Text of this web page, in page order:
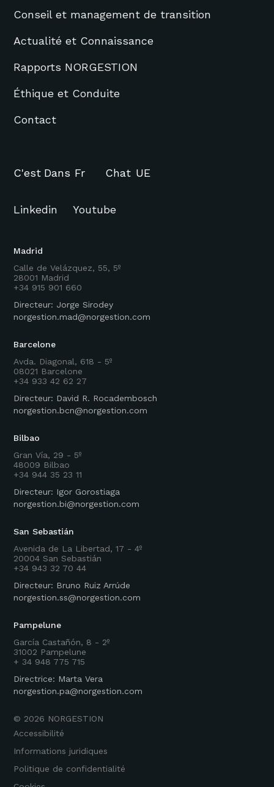
Conseil et management de transition
Actualité et Connaissance
Rapports NORGESTION
Éthique et Conduite
Contact
Madrid
Calle de Velázquez, 55, 5º
28001 Madrid
+34 915 901 660
Directeur: Jorge Sirodey
norgestion.mad@norgestion.com
Barcelone
Avda. Diagonal, 618 - 5º
08021 Barcelone
+34 933 42 62 27
Directeur: David R. Rocadembosch
norgestion.bcn@norgestion.com
Bilbao
Gran Vía, 29 - 5º
48009 Bilbao
+34 944 35 23 11
Directeur: Igor Gorostiaga
norgestion.bi@norgestion.com
San Sebastián
Avenida de La Libertad, 17 - 4º
20004 San Sebastián
+34 943 32 70 44
Directeur: Bruno Ruiz Arrúde
norgestion.ss@norgestion.com
Pampelune
García Castañón, 8 - 2º
31002 Pampelune
+ 34 948 775 715
Directrice: Marta Vera
norgestion.pa@norgestion.com
C'est Dans Fr Chat UE
Linkedin Youtube
Accessibilité
Informations juridiques
Politique de confidentialité
© 2026 NORGESTION